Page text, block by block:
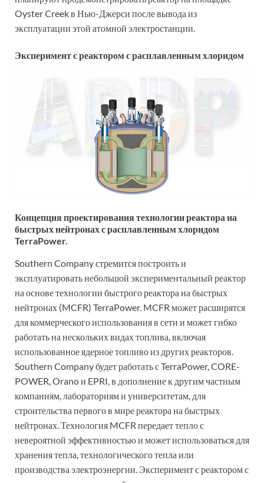
Oyster Creek в Нью-Джерси после вывода из
эксплуатации этой атомной электростанции.
Эксперимент с реактором с расплавленным хлоридом
Концепция проектирования технологии реактора на
быстрых нейтронах с расплавленным хлоридом
TerraPower.
Southern Company стремится построить и
эксплуатировать небольшой экспериментальный реактор
на основе технологии быстрого реактора на быстрых
нейтронах (MCFR) TerraPower. MCFR может расширятся
для коммерческого использования в сети и может гибко
работать на нескольких видах топлива, включая
использованное ядерное топливо из других реакторов.
Southern Company будет работать с TerraPower, CORE-
POWER, Orano и EPRI, в дополнение к другим частным
компаниям, лабораториям и университетам, для
строительства первого в мире реактора на быстрых
нейтронах. Технология MCFR передает тепло с
невероятной эффективностью и может использоваться для
хранения тепла, технологического тепла или
производства электроэнергии. Эксперимент с реактором с